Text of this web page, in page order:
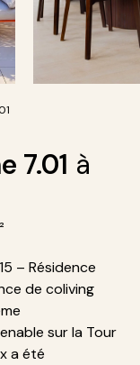
7.01 à
– Résidence
de coliving
sur la Tour
a été